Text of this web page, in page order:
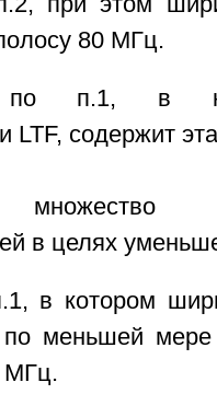
80 МГц.
п.1, в
LTF, содержит
множество
в целях
в котором
по меньшей
МГц.